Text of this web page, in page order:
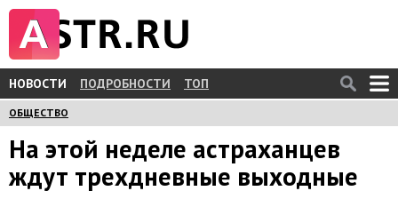
НОВОСТИ ПОДРОБНОСТИ ТОП
ОБЩЕСТВО
На этой неделе астраханцев
ждут трехдневные выходные